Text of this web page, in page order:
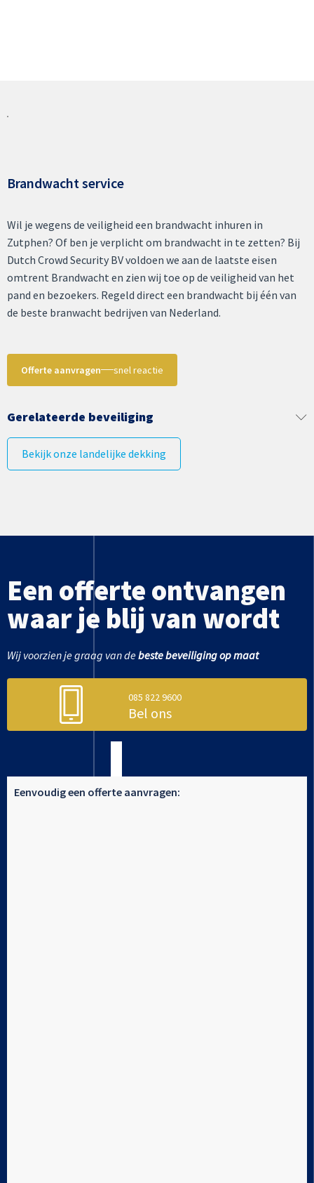
Brandwacht service
Wil je wegens de veiligheid een brandwacht inhuren in
Zutphen? Of ben je verplicht om brandwacht in te zetten? Bij
Dutch Crowd Security BV voldoen we aan de laatste eisen
omtrent Brandwacht en zien wij toe op de veiligheid van het
pand en bezoekers. Regeld direct een brandwacht bij één van
de beste branwacht bedrijven van Nederland.
Offerte aanvragen snel reactie
Gerelateerde beveiliging
Bekijk onze landelijke dekking
Een offerte ontvangen
waar je blij van wordt
Wij voorzien je graag van debeste beveiliging op maat
085 822 9600
Bel ons
Eenvoudig een offerte aanvragen: